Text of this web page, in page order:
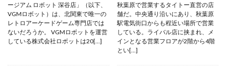
ージアム ロボット 深谷店」（以下、
VGMロボット）は、北関東で唯一の
レトロアーケードゲーム専門店では
ないだろうか。 VGMロボットを運営
している株式会社ロボットは20[…]
秋葉原で営業するタイトー直営の店
舗だ。中央通り沿いにあり、秋葉原
駅電気街口からも程近い場所で営業
している。ライバル店に挟まれ、メ
インとなる営業フロアが2階から4階
とい[…]